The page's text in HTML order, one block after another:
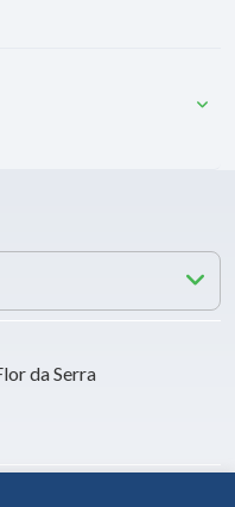
da Serra